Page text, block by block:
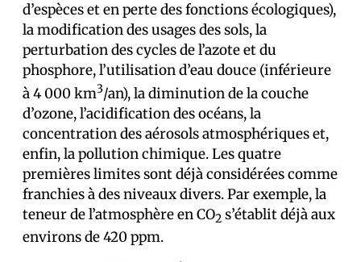
d’espèces et en perte des fonctions écologiques),
la modification des usages des sols, la
perturbation des cycles de l’azote et du
phosphore, l’utilisation d’eau douce (inférieure
à 4 000 km3/an), la diminution de la couche
d’ozone, l’acidification des océans, la
concentration des aérosols atmosphériques et,
enfin, la pollution chimique. Les quatre
premières limites sont déjà considérées comme
franchies à des niveaux divers. Par exemple, la
teneur de l’atmosphère en CO2 s’établit déjà aux
environs de 420 ppm.